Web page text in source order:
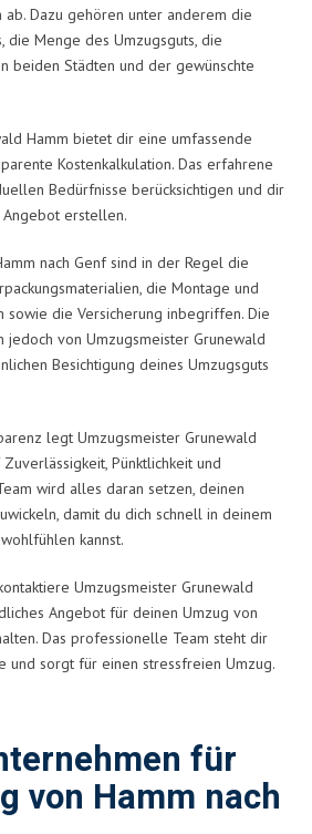
ab. Dazu gehören unter anderem die
die Menge des Umzugsguts, die
beiden Städten und der gewünschte
Hamm bietet dir eine umfassende
Kostenkalkulation. Das erfahrene
Bedürfnisse berücksichtigen und dir
erstellen.
nach Genf sind in der Regel die
die Montage und
sowie die Versicherung inbegriffen. Die
jedoch von Umzugsmeister Grunewald
Besichtigung deines Umzugsguts
legt Umzugsmeister Grunewald
Pünktlichkeit und
wird alles daran setzen, deinen
damit du dich schnell in deinem
kannst.
Umzugsmeister Grunewald
Angebot für deinen Umzug von
Das professionelle Team steht dir
und sorgt für einen stressfreien Umzug.
für
von Hamm nach